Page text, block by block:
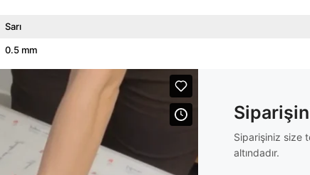
Sarı
0.5 mm
Siparişiniz size
altındadır.